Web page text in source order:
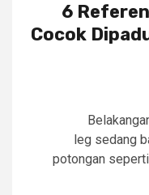
6
Cocok
leg sedang
potongan